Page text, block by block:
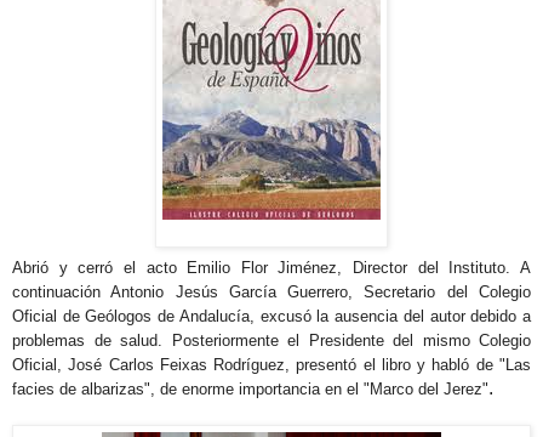
Abrió y cerró el acto Emilio Flor Jiménez, Director del Instituto. A
continuación Antonio Jesús García Guerrero, Secretario del Colegio
Oficial de Geólogos de Andalucía, excusó la ausencia del autor debido a
problemas de salud. Posteriormente el Presidente del mismo Colegio
Oficial, José Carlos Feixas Rodríguez, presentó el libro y habló de "Las
facies de albarizas", de enorme importancia en el "Marco del Jerez".